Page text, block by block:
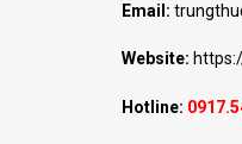
Email:
Website:
Hotline: